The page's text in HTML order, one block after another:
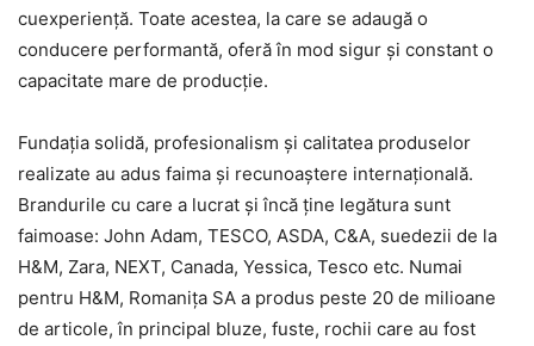
cuexperiență. Toate acestea, la care se adaugă o
conducere performantă, oferă în mod sigur și constant o
capacitate mare de producție.
Fundația solidă, profesionalism și calitatea produselor
realizate au adus faima și recunoaștere internațională.
Brandurile cu care a lucrat și încă ține legătura sunt
faimoase: John Adam, TESCO, ASDA, C&A, suedezii de la
H&M, Zara, NEXT, Canada, Yessica, Tesco etc. Numai
pentru H&M, Romanița SA a produs peste 20 de milioane
de articole, în principal bluze, fuste, rochii care au fost